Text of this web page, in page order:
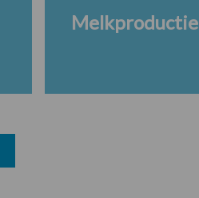
Melkproductie